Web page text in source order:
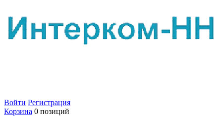
Войти Регистрация
Корзина 0 позиций